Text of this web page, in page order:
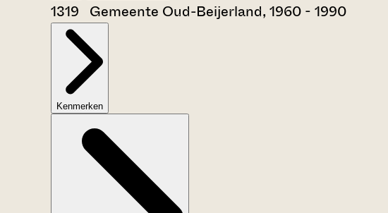
1319 Gemeente Oud-Beijerland, 1960 - 1990
Kenmerken